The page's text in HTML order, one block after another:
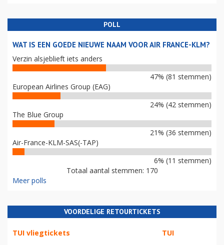
POLL
WAT IS EEN GOEDE NIEUWE NAAM VOOR AIR FRANCE-KLM?
Verzin alsjeblieft iets anders
47% (81 stemmen)
European Airlines Group (EAG)
24% (42 stemmen)
The Blue Group
21% (36 stemmen)
Air-France-KLM-SAS(-TAP)
6% (11 stemmen)
Totaal aantal stemmen: 170
Meer polls
VOORDELIGE RETOURTICKETS
TUI vliegtickets TUI